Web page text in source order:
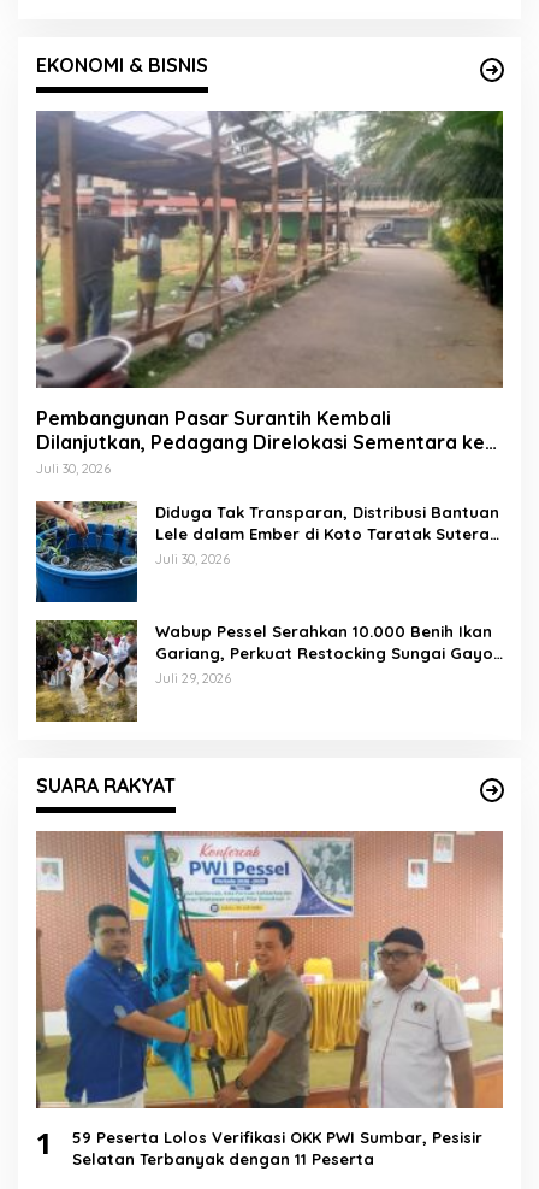
EKONOMI & BISNIS
Pembangunan Pasar Surantih Kembali
Dilanjutkan, Pedagang Direlokasi Sementara ke
Lapangan Gadih Basanai
Juli 30, 2026
Diduga Tak Transparan, Distribusi Bantuan
Lele dalam Ember di Koto Taratak Sutera
Tuai Sorotan Warga
Juli 30, 2026
Wabup Pessel Serahkan 10.000 Benih Ikan
Gariang, Perkuat Restocking Sungai Gayo
demi Kelestarian Perairan
Juli 29, 2026
SUARA RAKYAT
1
59 Peserta Lolos Verifikasi OKK PWI Sumbar, Pesisir
Selatan Terbanyak dengan 11 Peserta